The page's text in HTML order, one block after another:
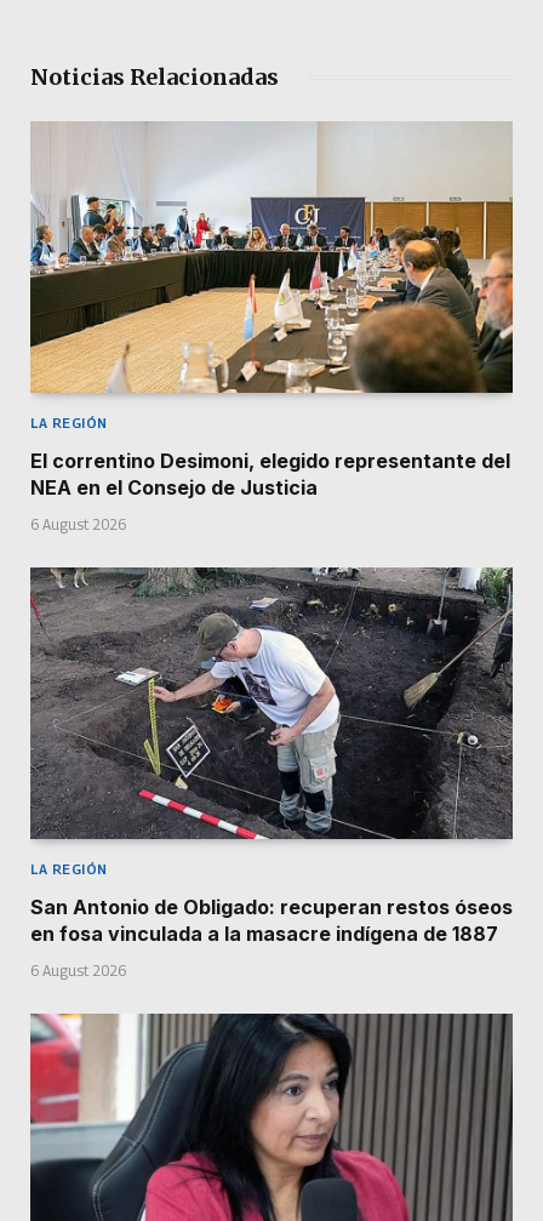
Noticias Relacionadas
LA REGIÓN
El correntino Desimoni, elegido representante del
NEA en el Consejo de Justicia
6 August 2026
LA REGIÓN
San Antonio de Obligado: recuperan restos óseos
en fosa vinculada a la masacre indígena de 1887
6 August 2026